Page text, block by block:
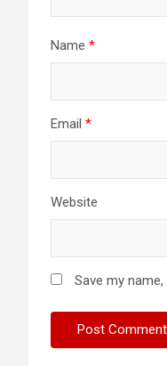
Name *
Email *
Website
Save my